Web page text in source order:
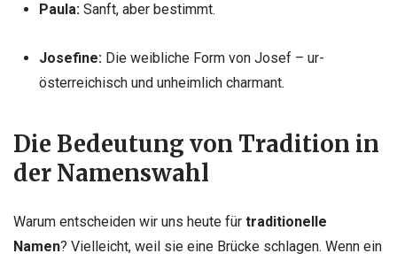
Paula:Sanft, aber bestimmt.
Josefine:Die weibliche Form von Josef – ur-
österreichisch und unheimlich charmant.
Die Bedeutung von Tradition in
der Namenswahl
Warum entscheiden wir uns heute für traditionelle
Namen? Vielleicht, weil sie eine Brücke schlagen. Wenn ein